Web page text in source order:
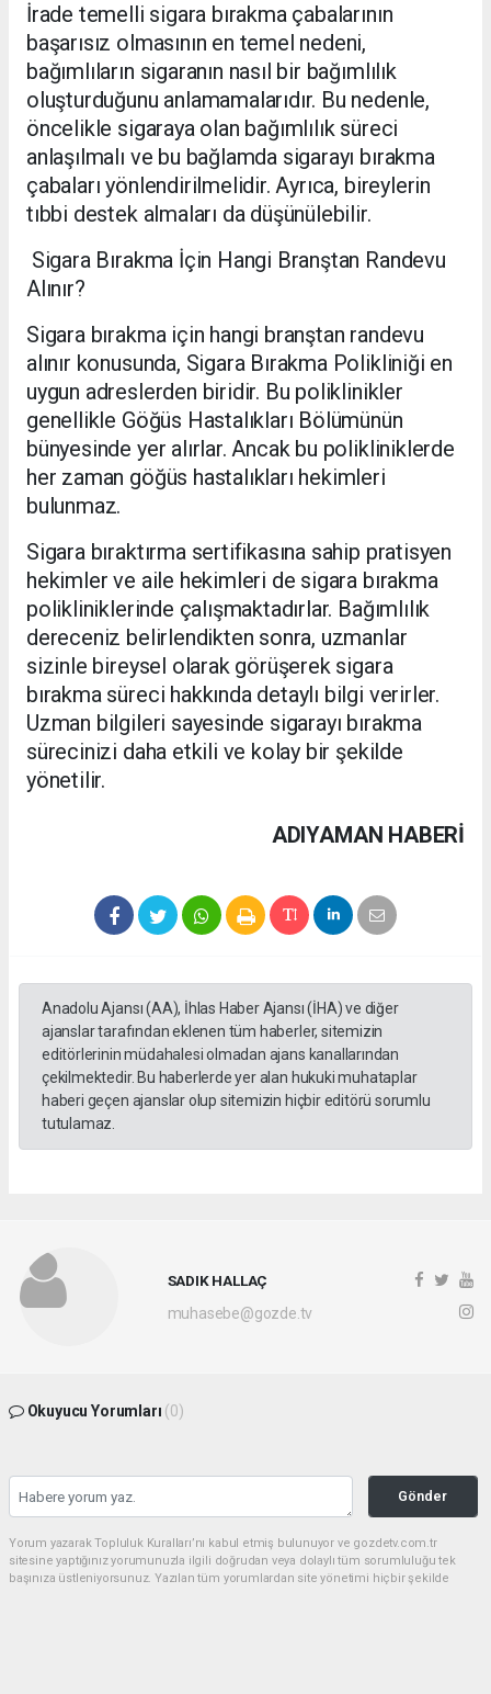
İrade temelli sigara bırakma çabalarının
başarısız olmasının en temel nedeni,
bağımlıların sigaranın nasıl bir bağımlılık
oluşturduğunu anlamamalarıdır. Bu nedenle,
öncelikle sigaraya olan bağımlılık süreci
anlaşılmalı ve bu bağlamda sigarayı bırakma
çabaları yönlendirilmelidir. Ayrıca, bireylerin
tıbbi destek almaları da düşünülebilir.
Sigara Bırakma İçin Hangi Branştan Randevu
Alınır?
Sigara bırakma için hangi branştan randevu
alınır konusunda, Sigara Bırakma Polikliniği en
uygun adreslerden biridir. Bu poliklinikler
genellikle Göğüs Hastalıkları Bölümünün
bünyesinde yer alırlar. Ancak bu polikliniklerde
her zaman göğüs hastalıkları hekimleri
bulunmaz.
Sigara bıraktırma sertifikasına sahip pratisyen
hekimler ve aile hekimleri de sigara bırakma
polikliniklerinde çalışmaktadırlar. Bağımlılık
dereceniz belirlendikten sonra, uzmanlar
sizinle bireysel olarak görüşerek sigara
bırakma süreci hakkında detaylı bilgi verirler.
Uzman bilgileri sayesinde sigarayı bırakma
sürecinizi daha etkili ve kolay bir şekilde
yönetilir.
ADIYAMAN HABERİ
Anadolu Ajansı (AA), İhlas Haber Ajansı (İHA) ve diğer
ajanslar tarafından eklenen tüm haberler, sitemizin
editörlerinin müdahalesi olmadan ajans kanallarından
çekilmektedir. Bu haberlerde yer alan hukuki muhataplar
haberi geçen ajanslar olup sitemizin hiçbir editörü sorumlu
tutulamaz.
SADIK HALLAÇ
muhasebe@gozde.tv
Okuyucu Yorumları (0)
Gönder
Yorum yazarak Topluluk Kuralları’nı kabul etmiş bulunuyor ve gozdetv.com.tr
sitesine yaptığınız yorumunuzla ilgili doğrudan veya dolaylı tüm sorumluluğu tek
başınıza üstleniyorsunuz. Yazılan tüm yorumlardan site yönetimi hiçbir şekilde